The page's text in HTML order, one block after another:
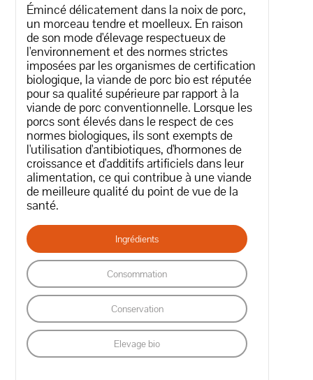
Émincé délicatement dans la noix de porc,
un morceau tendre et moelleux. En raison
de son mode d'élevage respectueux de
l'environnement et des normes strictes
imposées par les organismes de certification
biologique, la viande de porc bio est réputée
pour sa qualité supérieure par rapport à la
viande de porc conventionnelle. Lorsque les
porcs sont élevés dans le respect de ces
normes biologiques, ils sont exempts de
l'utilisation d'antibiotiques, d'hormones de
croissance et d'additifs artificiels dans leur
alimentation, ce qui contribue à une viande
de meilleure qualité du point de vue de la
santé.
Ingrédients
Consommation
Conservation
Elevage bio